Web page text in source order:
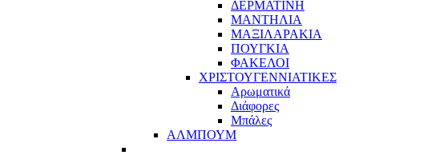
ΔΕΡΜΑΤΙΝΗ
ΜΑΝΤΗΛΙΑ
ΜΑΞΙΛΑΡΑΚΙΑ
ΠΟΥΓΚΙΑ
ΦΑΚΕΛΟΙ
ΧΡΙΣΤΟΥΓΕΝΝΙΑΤΙΚΕΣ
Αρωματικά
Διάφορες
Μπάλες
ΑΛΜΠΟΥΜ